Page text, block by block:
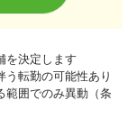
を決定します
転勤の可能性あり
囲でのみ異動（条